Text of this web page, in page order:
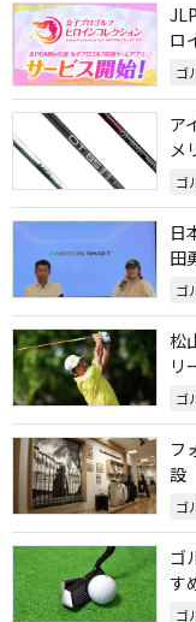
ロ
ゴ
ア
メ
ゴ
日
田
ゴ
松
リ
ゴ
フ
設
ゴ
ゴ
す
ゴ